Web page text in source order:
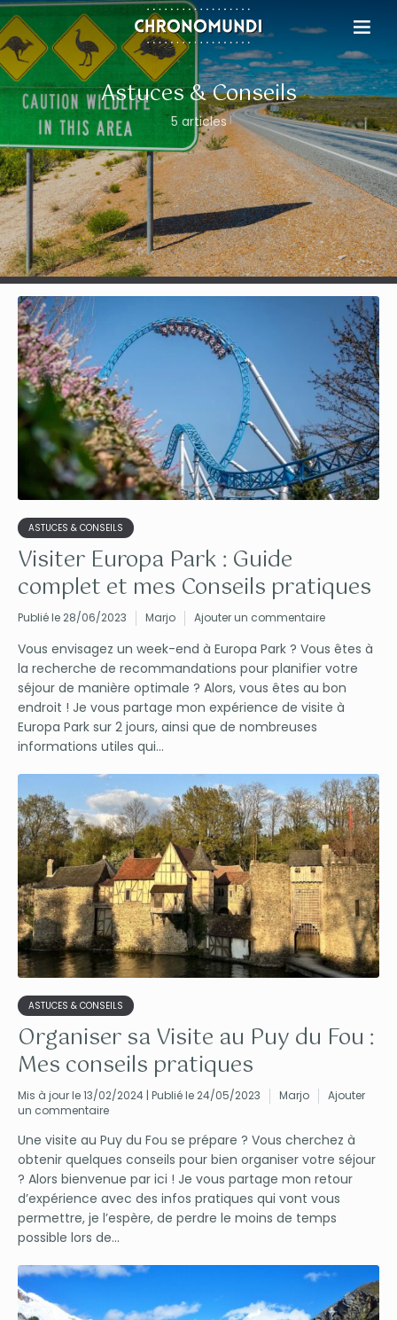
Astuces & Conseils
5 articles
ASTUCES & CONSEILS
Visiter Europa Park : Guide
complet et mes Conseils pratiques
Publié le 28/06/2023 Marjo Ajouter un commentaire
Vous envisagez un week-end à Europa Park ? Vous êtes à
la recherche de recommandations pour planifier votre
séjour de manière optimale ? Alors, vous êtes au bon
endroit ! Je vous partage mon expérience de visite à
Europa Park sur 2 jours, ainsi que de nombreuses
informations utiles qui...
ASTUCES & CONSEILS
Organiser sa Visite au Puy du Fou :
Mes conseils pratiques
Mis à jour le 13/02/2024 | Publié le 24/05/2023 Marjo
Ajouter
un commentaire
Une visite au Puy du Fou se prépare ? Vous cherchez à
obtenir quelques conseils pour bien organiser votre séjour
? Alors bienvenue par ici ! Je vous partage mon retour
d’expérience avec des infos pratiques qui vont vous
permettre, je l’espère, de perdre le moins de temps
possible lors de...